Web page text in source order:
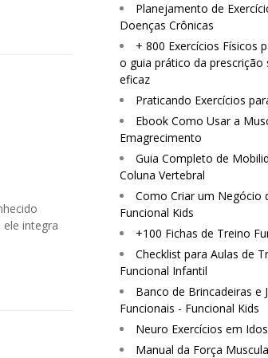
ele integra
Planejamento de
Doenças Crônicas
+ 800 Exercícios Físicos
o guia prático da prescrição
eficaz
Praticando Exercícios
Ebook Como Usar a
Emagrecimento
Guia Completo de
Coluna Vertebral
Como Criar um Negócio
Funcional Kids
+100 Fichas de Treino
Checklist para Aulas de
Funcional Infantil
Banco de Brincadeiras e
Funcionais - Funcional Kids
Neuro Exercícios em
Manual da Força